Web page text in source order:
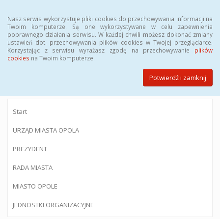
Nasz serwis wykorzystuje pliki cookies do przechowywania informacji na
Twoim komputerze. Są one wykorzystywane w celu zapewnienia
poprawnego działania serwisu. W każdej chwili możesz dokonać zmiany
ustawień dot. przechowywania plików cookies w Twojej przeglądarce.
Korzystając z serwisu wyrażasz zgodę na przechowywanie plików
cookies na Twoim komputerze.
Potwierdź i zamknij
BIULETYN INFORMACJI PUBLICZNEJ
Urzędu Miasta Opola
Start
URZĄD MIASTA OPOLA
PREZYDENT
RADA MIASTA
MIASTO OPOLE
JEDNOSTKI ORGANIZACYJNE